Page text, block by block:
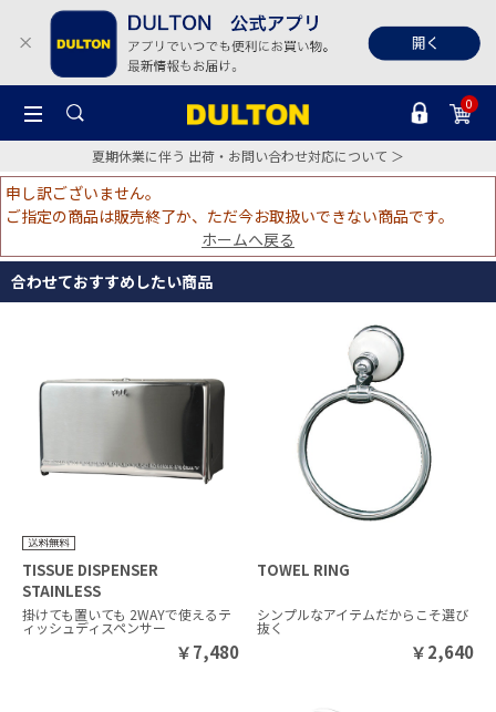
0
夏期休業に伴う 出荷・お問い合わせ対応について ＞
申し訳ございません。
ご指定の商品は販売終了か、ただ今お取扱いできない商品です。
ホームへ戻る
合わせておすすめしたい商品
TISSUE DISPENSER
STAINLESS
掛けても置いても 2WAYで使えるテ
ィッシュディスペンサー
￥7,480
TOWEL RING
シンプルなアイテムだからこそ選び
抜く
￥2,640